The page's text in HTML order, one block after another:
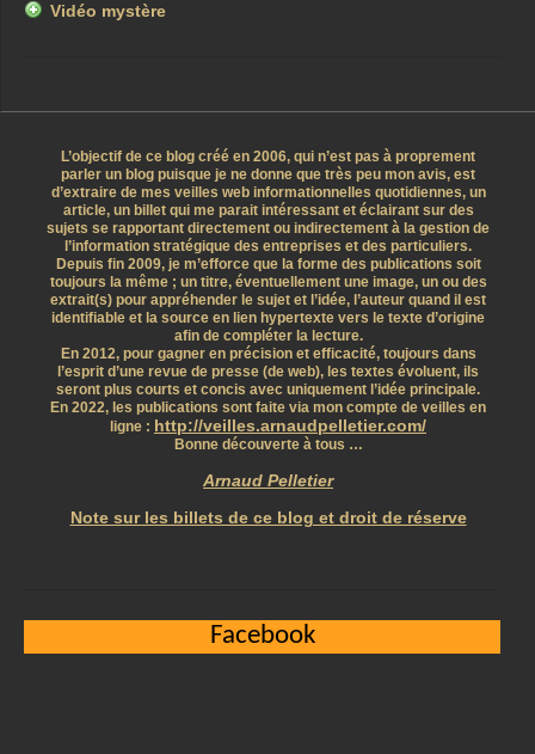
Vidéo mystère
L’objectif de ce blog créé en 2006, qui n’est pas à proprement
parler un blog puisque je ne donne que très peu mon avis, est
d’extraire de mes veilles web informationnelles quotidiennes, un
article, un billet qui me parait intéressant et éclairant sur des
sujets se rapportant directement ou indirectement à la gestion de
l’information stratégique des entreprises et des particuliers.
Depuis fin 2009, je m’efforce que la forme des publications soit
toujours la même ; un titre, éventuellement une image, un ou des
extrait(s) pour appréhender le sujet et l’idée, l’auteur quand il est
identifiable et la source en lien hypertexte vers le texte d’origine
afin de compléter la lecture.
En 2012, pour gagner en précision et efficacité, toujours dans
l’esprit d’une revue de presse (de web), les textes évoluent, ils
seront plus courts et concis avec uniquement l’idée principale.
En 2022, les publications sont faite via mon compte de veilles en
ligne : http://veilles.arnaudpelletier.com/
Bonne découverte à tous …
Arnaud Pelletier
Note sur les billets de ce blog et droit de réserve
Facebook